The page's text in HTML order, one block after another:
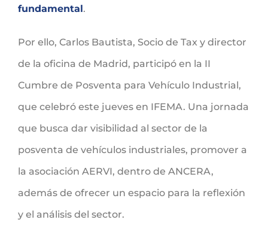
fundamental.
Por ello, Carlos Bautista, Socio de Tax y director
de la oficina de Madrid, participó en la II
Cumbre de Posventa para Vehículo Industrial,
que celebró este jueves en IFEMA. Una jornada
que busca dar visibilidad al sector de la
posventa de vehículos industriales, promover a
la asociación AERVI, dentro de ANCERA,
además de ofrecer un espacio para la reflexión
y el análisis del sector.